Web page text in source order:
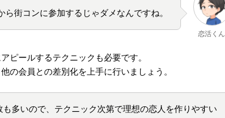
ら街コンに参加するじゃダメなんですね。
恋活くん
ピールするテクニックも必要です。
の会員との差別化を上手に行いましょう。
多いので、テクニック次第で理想の恋人を作りやすい